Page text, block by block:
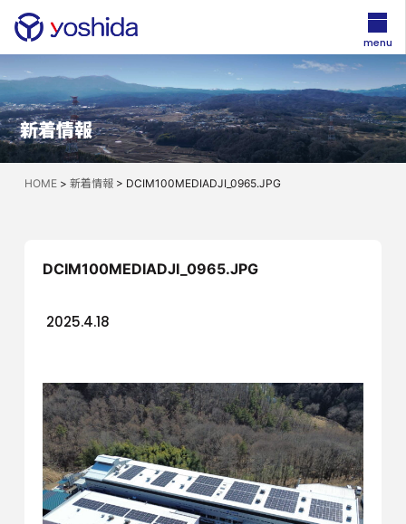
新着情報
HOME> 新着情報> DCIM100MEDIADJI_0965.JPG
DCIM100MEDIADJI_0965.JPG
2025.4.18
menu